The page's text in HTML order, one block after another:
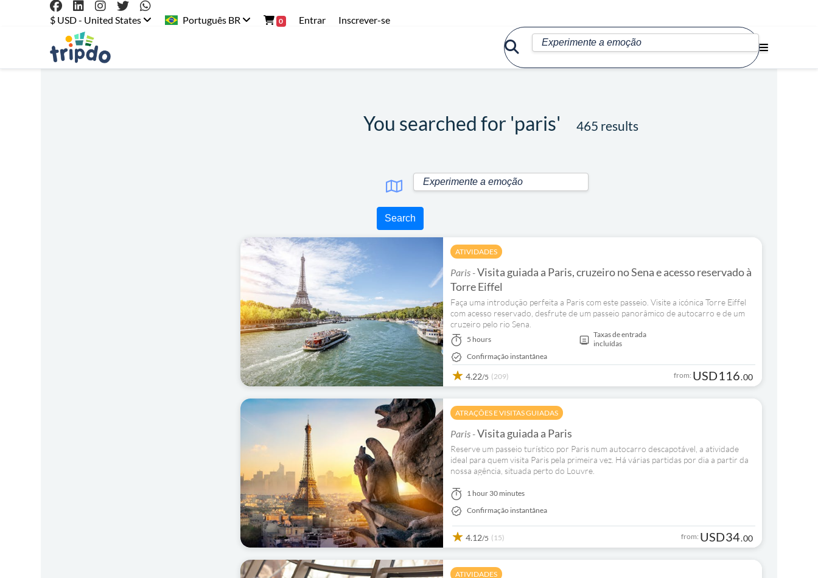
$ USD - United States Português BR 0 Entrar Inscrever-se
You searched for 'paris' 465 results
Search
ATIVIDADES
Paris -Visita guiada a Paris, cruzeiro no Sena e acesso reservado à
Torre Eiffel
Faça uma introdução perfeita a Paris com este passeio. Visite a icónica Torre Eiffel
com acesso reservado, desfrute de um passeio panorâmico de autocarro e de um
cruzeiro pelo rio Sena.
5 hours
Confirmação instantânea
Taxas de entrada
incluídas
4.22/5 (209) from: USD116.00
ATRAÇÕES E VISITAS GUIADAS
Paris -Visita guiada a Paris
Reserve um passeio turístico por Paris num autocarro descapotável, a atividade
ideal para quem visita Paris pela primeira vez. Há várias partidas por dia a partir da
nossa agência, situada perto do Louvre.
1 hour 30 minutes
Confirmação instantânea
4.12/5 (15) from: USD34.00
ATIVIDADES